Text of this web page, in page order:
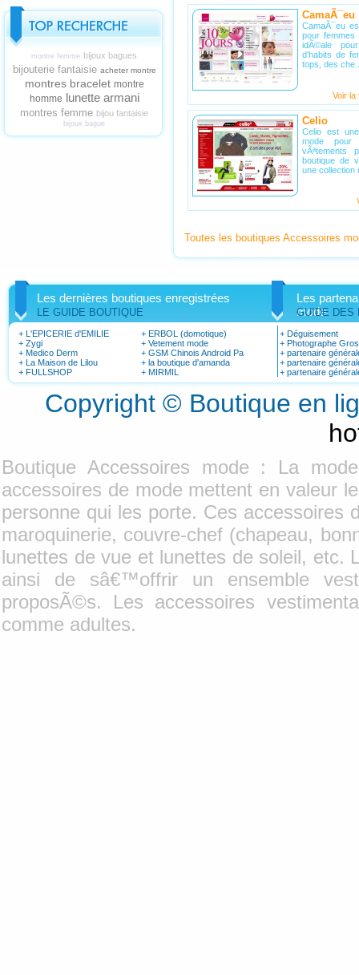
montre femme bijoux bagues
bijouterie fantaisie acheter montre
montres bracelet montre
homme lunette armani
montres femme bijou fantaisie
bijoux bague
CamaÃ¯eu
CamaÃ¯eu
pour femmes
idÃ©ale
d'habits de
tops, des
Voir
Celio
Celio est
mode pour
vÃªtements
boutique de
une collection
Toutes les boutiques Accessoires
Les dernières boutiques enregistrées
LE GUIDE BOUTIQUE
Les
mode
GUIDE DES
+ L'EPICERIE d'EMILIE
+ Zygi
+ Medico Derm
+ La Maison de Lilou
+ FULLSHOP
+ ERBOL (domotique)
+ Vetement mode
+ GSM Chinois Android Pa
+ la boutique d'amanda
+ MIRMIL
+ Déguisement
+ Photographe
+ partenaire
+ partenaire
+ partenaire
Copyright © Boutique en
Boutique Accessoires mode : La
accessoires de mode mettent en valeur
personne qui les porte. Ces
maroquinerie, couvre-chef (chapeau,
lunettes de vue et lunettes de soleil,
ainsi de sâ€™offrir un ensemble
proposÃ©s. Les accessoires
comme adultes.